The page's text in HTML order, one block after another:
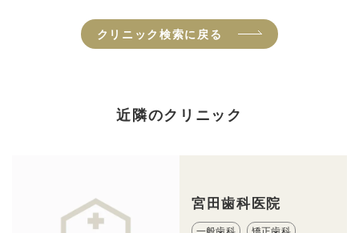
クリニック検索に戻る
近隣のクリニック
宮田歯科医院
一般歯科 矯正歯科